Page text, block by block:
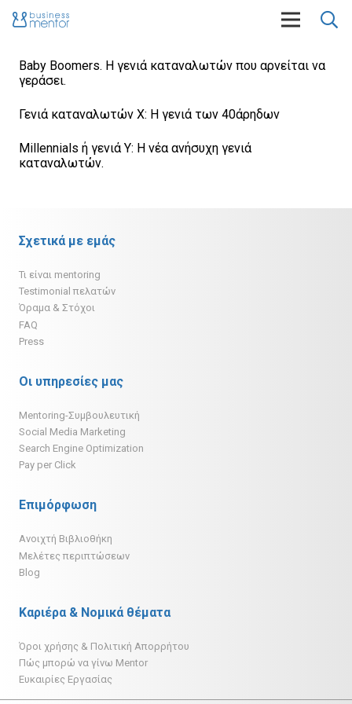
Baby Boomers. Η γενιά καταναλωτών που αρνείται να
γεράσει.
Γενιά καταναλωτών Χ: H γενιά των 40άρηδων
Millennials ή γενιά Υ: H νέα ανήσυχη γενιά
καταναλωτών.
Σχετικά με εμάς
Τι είναι mentoring
Testimonial πελατών
Όραμα & Στόχοι
FAQ
Press
Οι υπηρεσίες μας
Mentoring-Συμβουλευτική
Social Media Marketing
Search Engine Optimization
Pay per Click
Επιμόρφωση
Ανοιχτή Βιβλιοθήκη
Μελέτες περιπτώσεων
Blog
Καριέρα & Νομικά θέματα
Όροι χρήσης & Πολιτική Απορρήτου
Πώς μπορώ να γίνω Mentor
Ευκαιρίες Εργασίας